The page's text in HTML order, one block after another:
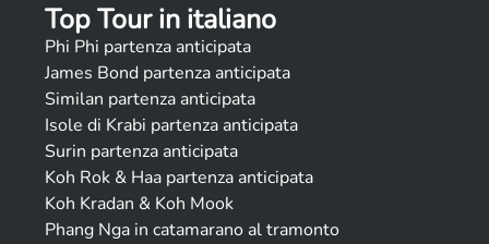
Top Tour in italiano
Phi Phi partenza anticipata
James Bond partenza anticipata
Similan partenza anticipata
Isole di Krabi partenza anticipata
Surin partenza anticipata
Koh Rok & Haa partenza anticipata
Koh Kradan & Koh Mook
Phang Nga in catamarano al tramonto